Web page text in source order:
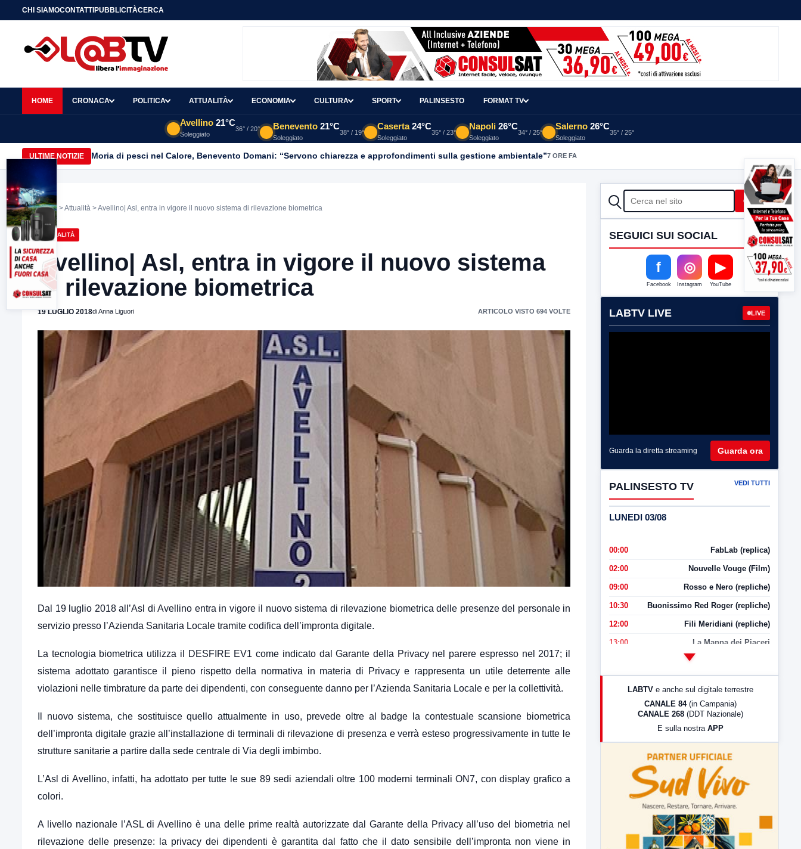
CHI SIAMOCONTATTIPUBBLICITÀCERCA
HOME CRONACA POLITICA ATTUALITÀ ECONOMIA CULTURA SPORT PALINSESTO FORMAT TV
Avellino 21°C
Soleggiato
36° / 20° Benevento 21°C
Soleggiato
38° / 19°
Caserta 24°C
Soleggiato
35° / 23°
Napoli 26°C
Soleggiato
34° / 25°
Salerno 26°C
Soleggiato
35° / 25°
ULTIME NOTIZIE Moria di pesci nel Calore, Benevento Domani: “Servono chiarezza e approfondimenti sulla gestione ambientale”7 ORE FA
Home >Attualità > Avellino| Asl, entra in vigore il nuovo sistema di rilevazione biometrica
ATTUALITÀ
Avellino| Asl, entra in vigore il nuovo sistema
di rilevazione biometrica
19 LUGLIO 2018di Anna Liguori ARTICOLO VISTO 694 VOLTE
Dal 19 luglio 2018 all’Asl di Avellino entra in vigore il nuovo sistema di rilevazione biometrica delle presenze del personale in
servizio presso l’Azienda Sanitaria Locale tramite codifica dell’impronta digitale.
La tecnologia biometrica utilizza il DESFIRE EV1 come indicato dal Garante della Privacy nel parere espresso nel 2017; il
sistema adottato garantisce il
pieno rispetto della normativa in materia di Privacy e rappresenta un utile deterrente alle
violazioni nelle timbrature da parte dei dipendenti, con conseguente danno per l’Azienda Sanitaria Locale e per la collettività.
Il nuovo sistema, che sostituisce quello attualmente in uso, prevede oltre al badge la contestuale scansione biometrica
dell’impronta digitale grazie all’installazione di terminali di rilevazione di presenza e verrà esteso progressivamente in tutte le
strutture sanitarie a partire dalla sede centrale di Via degli imbimbo.
L’Asl di Avellino, infatti, ha adottato per tutte le sue 89 sedi aziendali oltre 100 moderni terminali ON7, con display grafico a
colori.
A livello nazionale l’ASL di Avellino è una delle prime realtà autorizzate dal Garante della Privacy all’uso del biometria nel
rilevazione delle presenze: la privacy dei dipendenti è garantita dal fatto che il dato sensibile dell’impronta non viene in
CERCA Cerca
SEGUICI SUI SOCIAL
f
Facebook
◎
Instagram
▶
YouTube
LABTV LIVE LIVE
Guarda la diretta streaming Guarda ora
PALINSESTO TV VEDI TUTTI
LUNEDI 03/08
00:00 FabLab (replica)
02:00 Nouvelle Vouge (Film)
09:00 Rosso e Nero (repliche)
10:30 Buonissimo Red Roger (repliche)
12:00 Fili Meridiani (repliche)
13:00 La Mappa dei Piaceri
LabNews (Diretta)
LabNews (replica)
LABTV e anche sul digitale terrestre
CANALE 84 (in Campania)
CANALE 268 (DDT Nazionale)
E sulla nostra APP